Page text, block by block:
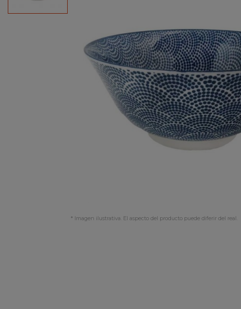
* Imagen ilustrativa. El aspecto del producto puede diferir del real.